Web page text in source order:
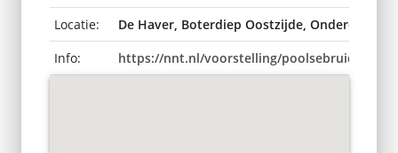
Locatie:
De Haver, Boterdiep Oostzijde,
Info:
https://nnt.nl/voorstelling/poolsebruid/de-